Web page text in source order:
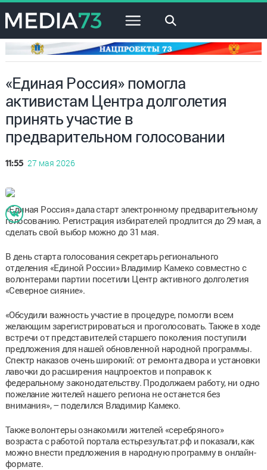
×
«Единая Россия» помогла
активистам Центра долголетия
принять участие в
предварительном голосовании
11:55 27 мая 2026
«Единая Россия» дала старт электронному предварительному
голосованию. Регистрация избирателей продлится до 29 мая, а
сделать свой выбор можно до 31 мая.
В день старта голосования секретарь регионального
отделения «Единой России» Владимир Камеко совместно с
волонтерами партии посетили Центр активного долголетия
«Северное сияние».
«Обсудили важность участие в процедуре, помогли всем
желающим зарегистрироваться и проголосовать. Также в ходе
встречи от представителей старшего поколения поступили
предложения для нашей обновленной народной программы.
Спектр наказов очень широкий: от ремонта двора и установки
лавочки до расширения нацпроектов и поправок к
федеральному законодательству. Продолжаем работу, ни одно
пожелание жителей нашего региона не останется без
внимания», – поделился Владимир Камеко.
Также волонтеры ознакомили жителей «серебряного»
возраста с работой портала естьрезультат.рф и показали, как
можно внести предложения в народную программу в онлайн-
формате.